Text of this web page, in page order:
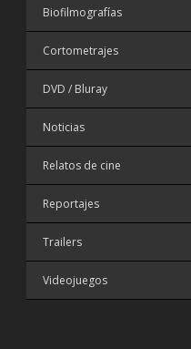
Biofilmografías
Cortometrajes
DVD / Bluray
Noticias
Relatos de cine
Reportajes
Trailers
Videojuegos